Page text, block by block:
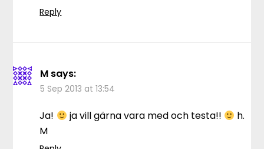
Reply
M says:
5 Sep 2013 at 13:54
Ja! ja vill gärna vara med och testa!!
h.
M